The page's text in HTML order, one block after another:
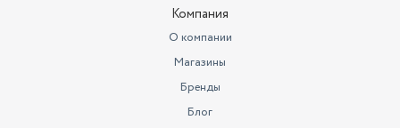
Компания
О компании
Магазины
Бренды
Блог